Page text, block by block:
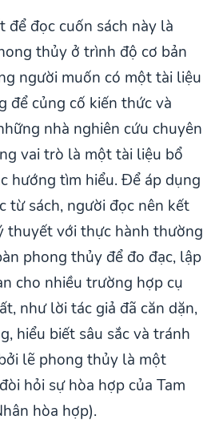
để đọc cuốn sách này là
thủy ở trình độ cơ bản
người muốn có một tài liệu
để củng cố kiến thức và
nhà nghiên cứu chuyên
vai trò là một tài liệu bổ
hướng tìm hiểu. Để áp dụng
từ sách, người đọc nên kết
thuyết với thực hành thường
phong thủy để đo đạc, lập
cho nhiều trường hợp cụ
như lời tác giả đã căn dặn,
hiểu biết sâu sắc và tránh
lẽ phong thủy là một
hỏi sự hòa hợp của Tam
hòa hợp).